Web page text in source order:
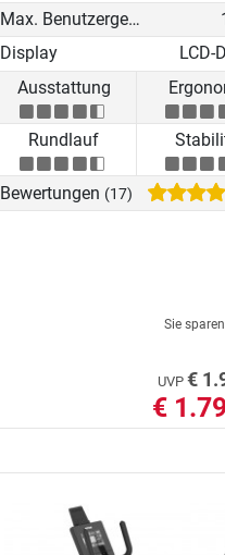
Max. Benutzergewicht
Display
LCD-
Ausstattung
Rundlauf
Bewertungen (17)
Sie sparen
UVP €
€